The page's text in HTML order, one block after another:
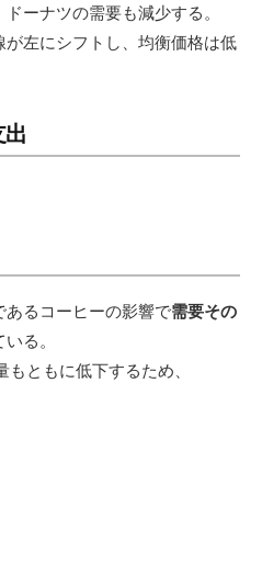
ーナツの需要も減少する。
左にシフトし、均衡価格は低
あるコーヒーの影響で需要その
いる。
ともに低下するため、